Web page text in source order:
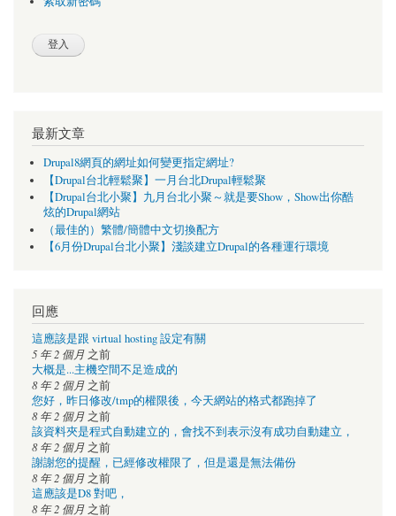
最新文章
Drupal8網頁的網址如何變更指定網址?
【Drupal台北輕鬆聚】一月台北Drupal輕鬆聚
【Drupal台北小聚】九月台北小聚～就是要Show，Show出你酷
炫的Drupal網站
（最佳的）繁體/簡體中文切換配方
【6月份Drupal台北小聚】淺談建立Drupal的各種運行環境
回應
這應該是跟 virtual hosting 設定有關
5 年 2 個月 之前
大概是...主機空間不足造成的
8 年 2 個月 之前
您好，昨日修改/tmp的權限後，今天網站的格式都跑掉了
8 年 2 個月 之前
該資料夾是程式自動建立的，會找不到表示沒有成功自動建立，
8 年 2 個月 之前
謝謝您的提醒，已經修改權限了，但是還是無法備份
8 年 2 個月 之前
這應該是D8 對吧，
8 年 2 個月 之前